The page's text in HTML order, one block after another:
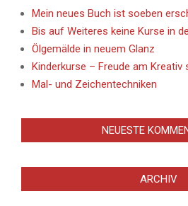
Mein neues Buch ist soeben
Bis auf Weiteres keine Kurse in
Ölgemälde in neuem Glanz
Kinderkurse – Freude am Kreativ
Mal- und Zeichentechniken
NEUESTE
ARCHIV